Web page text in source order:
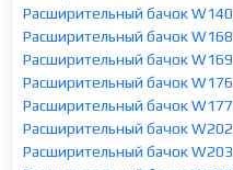
Расширительный бачок W140
Расширительный бачок W168
Расширительный бачок W169
Расширительный бачок W176
Расширительный бачок W177
Расширительный бачок W202
Расширительный бачок W203